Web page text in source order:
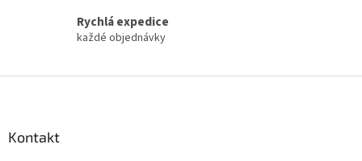
Rychlá expedice
každé objednávky
Kontakt